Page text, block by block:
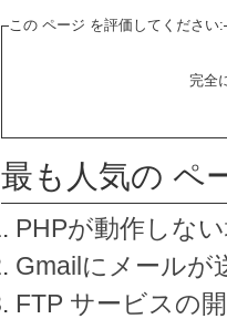
この ページ を評価してください:
完全
最も人気の ペ
PHPが動作しな
Gmailにメールが
FTP サービスの